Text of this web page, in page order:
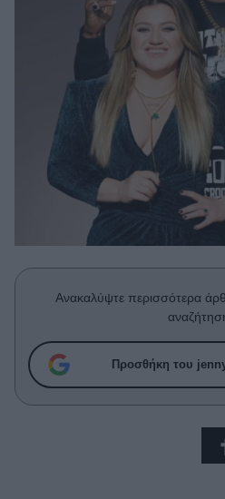
Σχέσεις & Σεξ
Woman Power
Parenting
Working Girl
Πρόσωπα
Συνεντεύξεις
Ask the Guru
Success Stories
Ανακαλύψτε περισσότερα
Προσθήκη του